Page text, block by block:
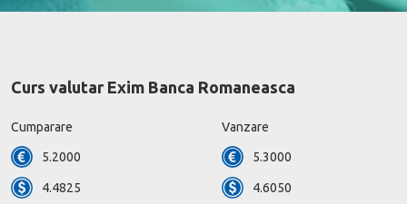
Curs valutar Exim Banca Romaneasca
Cumparare Vanzare
5.2000 5.3000
4.4825 4.6050